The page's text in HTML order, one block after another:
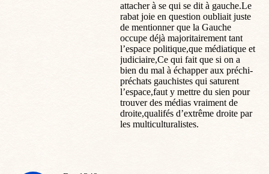
attacher à se qui se dit à gauche.Le
rabat joie en question oubliait juste
de mentionner que la Gauche
occupe déjà majoritairement tant
l’espace politique,que médiatique et
judiciaire,Ce qui fait que si on a
bien du mal à échapper aux préchi-
préchats gauchistes qui saturent
l’espace,faut y mettre du sien pour
trouver des médias vraiment de
droite,qualifés d’extrême droite par
les multiculturalistes.